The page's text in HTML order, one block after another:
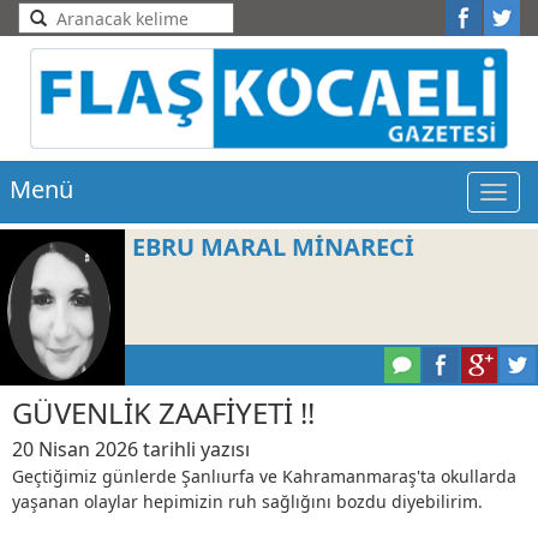
Menü
EBRU MARAL MİNARECİ
GÜVENLİK ZAAFİYETİ !!
20 Nisan 2026 tarihli yazısı
Geçtiğimiz günlerde Şanlıurfa ve Kahramanmaraş'ta okullarda
yaşanan olaylar hepimizin ruh sağlığını bozdu diyebilirim.